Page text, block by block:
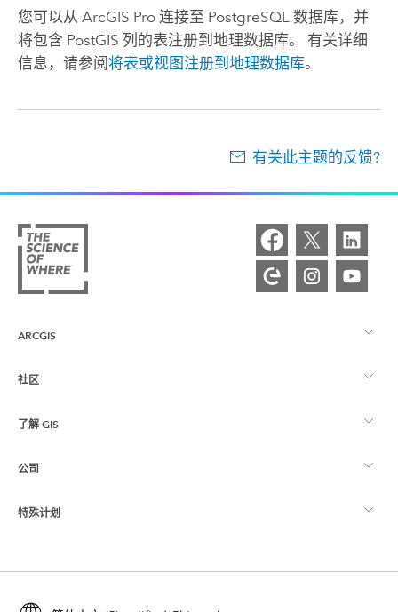
您可以从 ArcGIS Pro连接至 PostgreSQL 数据库，并
将包含 PostGIS 列的表注册到地理数据库。 有关详细
信息，请参阅将表或视图注册到地理数据库。
有关此主题的反馈?
ARCGIS
ArcGIS 概览
制图
社区
Esri 社区
ArcGIS 博客
了解 GIS
什么是 GIS？
位置智能
培训
公司
关于 Esri
特殊计划